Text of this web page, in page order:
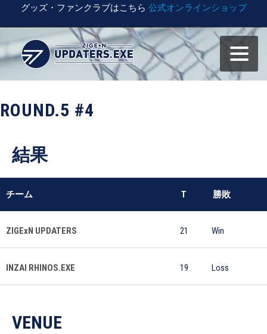
グッズ・ファンクラブはこちら 公式オンラインショップ
ROUND.5 #4
結果
チーム T 勝敗
ZIGExN UPDATERS 21 Win
INZAI RHINOS.EXE 19 Loss
VENUE